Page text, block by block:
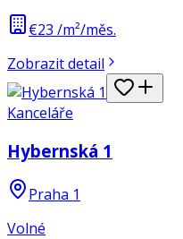
€23 /m²/měs.
Zobrazit detail
Kanceláře
Hybernská 1
Praha 1
Volné